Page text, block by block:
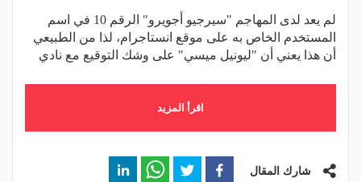
لم يعد لدى المهاجم "سيرجيو أجويرو" الرقم 10 في اسم
المستخدم الخاص به على موقع انستاجرام، لذا من الطبيعي
أن هذا يعني أن "ليونيل ميسي" على وشك التوقيع مع نادي
اقرأ المزيد
شارك المقال